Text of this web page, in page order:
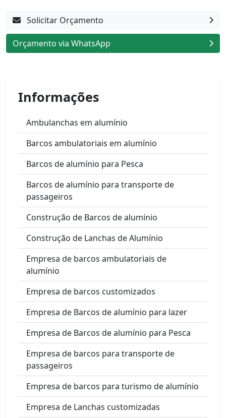
Solicitar Orçamento
Orçamento via WhatsApp
Informações
Ambulanchas em alumínio
Barcos ambulatoriais em alumínio
Barcos de alumínio para Pesca
Barcos de alumínio para transporte de
passageiros
Construção de Barcos de alumínio
Construção de Lanchas de Alumínio
Empresa de barcos ambulatoriais de
alumínio
Empresa de barcos customizados
Empresa de Barcos de alumínio para lazer
Empresa de Barcos de alumínio para Pesca
Empresa de barcos para transporte de
passageiros
Empresa de barcos para turismo de alumínio
Empresa de Lanchas customizadas